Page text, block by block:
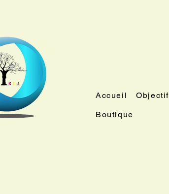
Accueil Objectif
Boutique